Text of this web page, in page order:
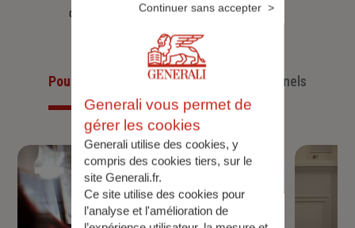
d’aujourd’hui et anticiper ceux de demain.
Pour les particuliersPour les professionnels
Generali vous permet de
gérer les cookies
Generali utilise des cookies, y
compris des cookies tiers, sur le
site Generali.fr.
Ce site utilise des cookies pour
l’analyse et l'amélioration de
Continuer sans accepter